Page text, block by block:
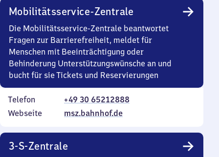
Mobilitätsservice-Zentrale
Die Mobilitätsservice-Zentrale beantwortet
Fragen zur Barrierefreiheit, meldet für
Menschen mit Beeinträchtigung oder
Behinderung Unterstützungswünsche an und
bucht für sie Tickets und Reservierungen
Telefon
+49 30 65212888
Webseite
msz.bahnhof.de
3-S-Zentrale